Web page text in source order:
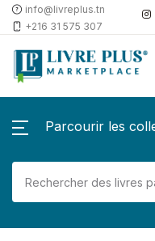
info@livreplus.tn
+216 31 575 307
Parcourir les